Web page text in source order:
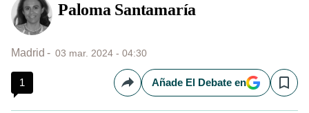
Paloma Santamaría
Madrid 03 mar. 2024 - 04:30
1 CompartirAñade El Debate en Save